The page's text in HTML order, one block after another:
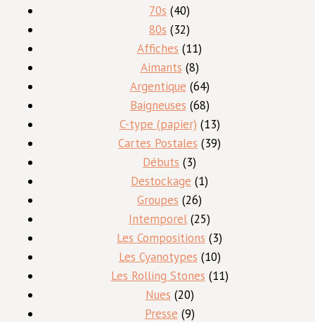
produits
70s 4040
produits
80s 3232
produits
Affiches 1111
produits
Aimants 88
produits
Argentique 6464
produits
Baigneuses 6868
produits
C-type (papier) 1313
produits
Cartes Postales 3939
Débuts 33
produits
Destockage 11
Groupes 2626
produits
Intemporel 2525
produits
Les Compositions 33
produits
Les Cyanotypes 1010
produits
Les Rolling Stones 1111
Nues 2020
produits
Presse 99